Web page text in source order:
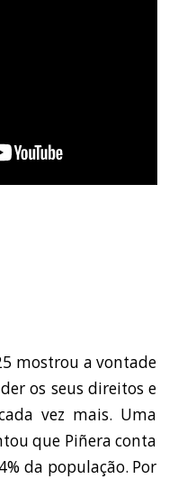
mostrou a vontade
os seus direitos e
vez mais. Uma
que Piñera conta
da população. Por